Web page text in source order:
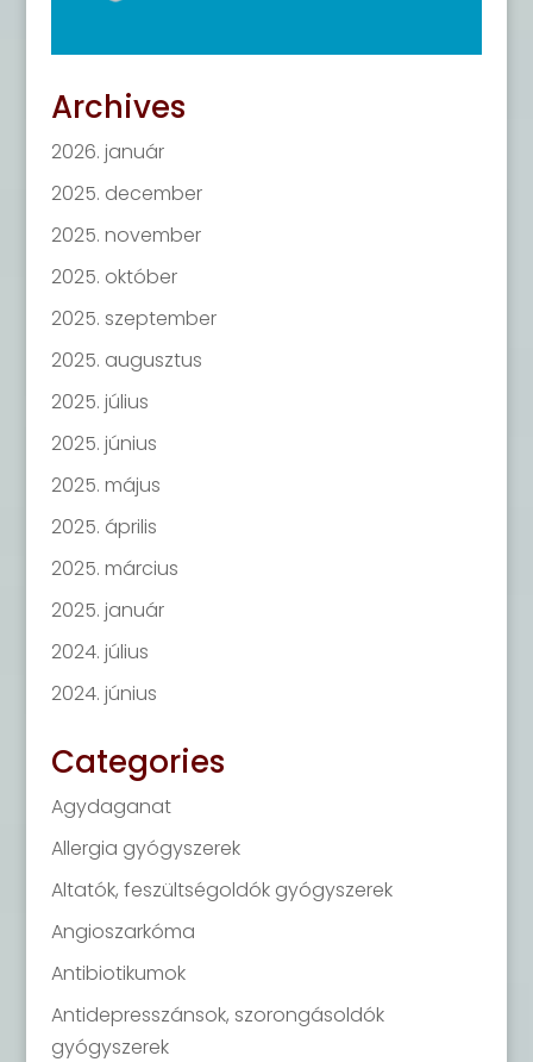
Archives
2026. január
2025. december
2025. november
2025. október
2025. szeptember
2025. augusztus
2025. július
2025. június
2025. május
2025. április
2025. március
2025. január
2024. július
2024. június
Categories
Agydaganat
Allergia gyógyszerek
Altatók, feszültségoldók gyógyszerek
Angioszarkóma
Antibiotikumok
Antidepresszánsok, szorongásoldók
gyógyszerek